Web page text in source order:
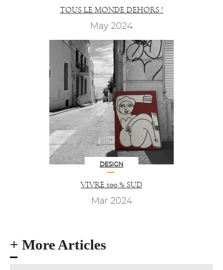
TOUS LE MONDE DEHORS !
May 2024
DESIGN
VIVRE 100 % SUD
Mar 2024
+ More Articles